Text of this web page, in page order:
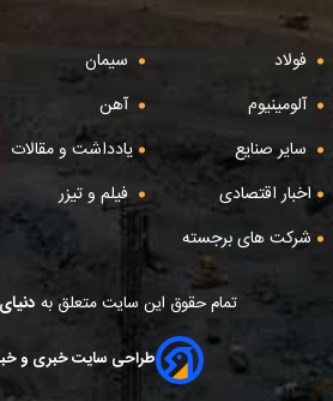
فولاد
سیمان
آلومینیوم
آهن
سایر صنایع
یادداشت و مقالات
اخبار اقتصادی
فیلم و تیزر
شرکت های برجسته
تمام حقوق این سایت متعلق به
طراحی سایت خبری و